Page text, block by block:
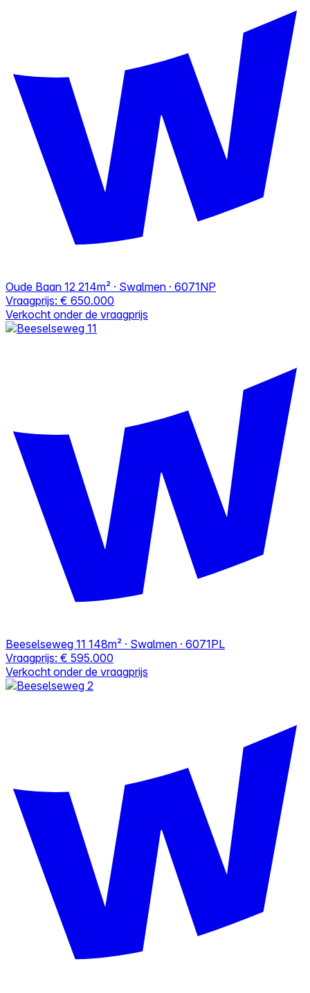
Oude Baan 12 214m² · Swalmen · 6071NP
Vraagprijs: € 650.000
Verkocht onder de vraagprijs
Beeselseweg 11 148m² · Swalmen · 6071PL
Vraagprijs: € 595.000
Verkocht onder de vraagprijs